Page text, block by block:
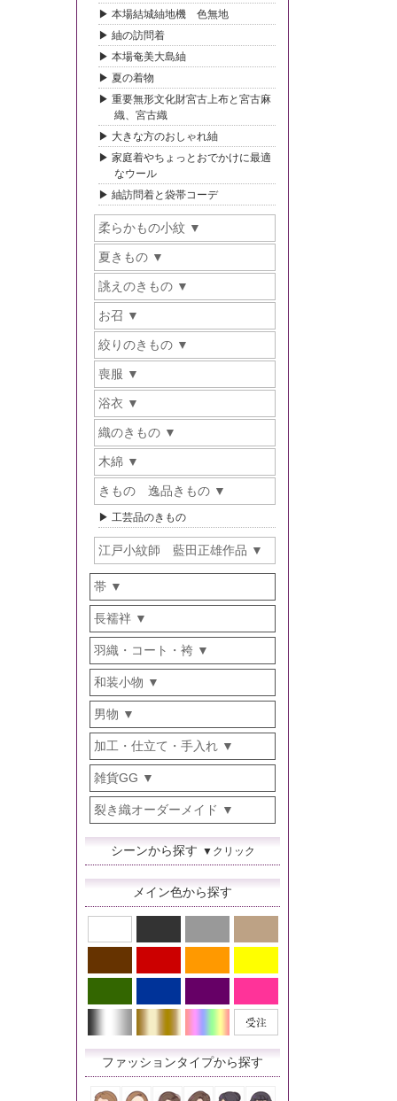
本場結城紬地機 色無地
紬の訪問着
本場奄美大島紬
夏の着物
重要無形文化財宮古上布と宮古麻
織、宮古織
大きな方のおしゃれ紬
家庭着やちょっとおでかけに最適
なウール
紬訪問着と袋帯コーデ
柔らかもの小紋
夏きもの
誂えのきもの
お召
絞りのきもの
喪服
浴衣
織のきもの
木綿
きもの 逸品きもの
工芸品のきもの
江戸小紋師 藍田正雄作品
帯
長襦袢
羽織・コート・袴
和装小物
男物
加工・仕立て・手入れ
雑貨GG
裂き織オーダーメイド
シーンから探す ▼クリック
メイン色から探す
ファッションタイプから探す